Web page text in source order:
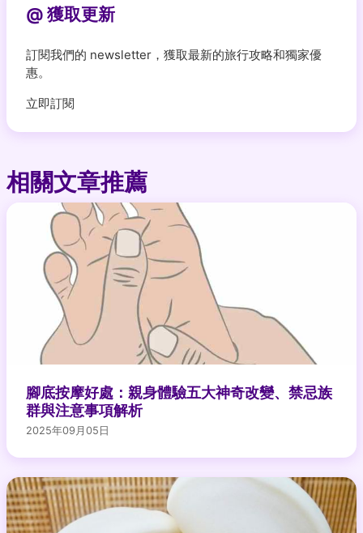
@ 獲取更新
訂閱我們的 newsletter，獲取最新的旅行攻略和獨家優
惠。
立即訂閱
相關文章推薦
腳底按摩好處：親身體驗五大神奇改變、禁忌族
群與注意事項解析
2025年09月05日